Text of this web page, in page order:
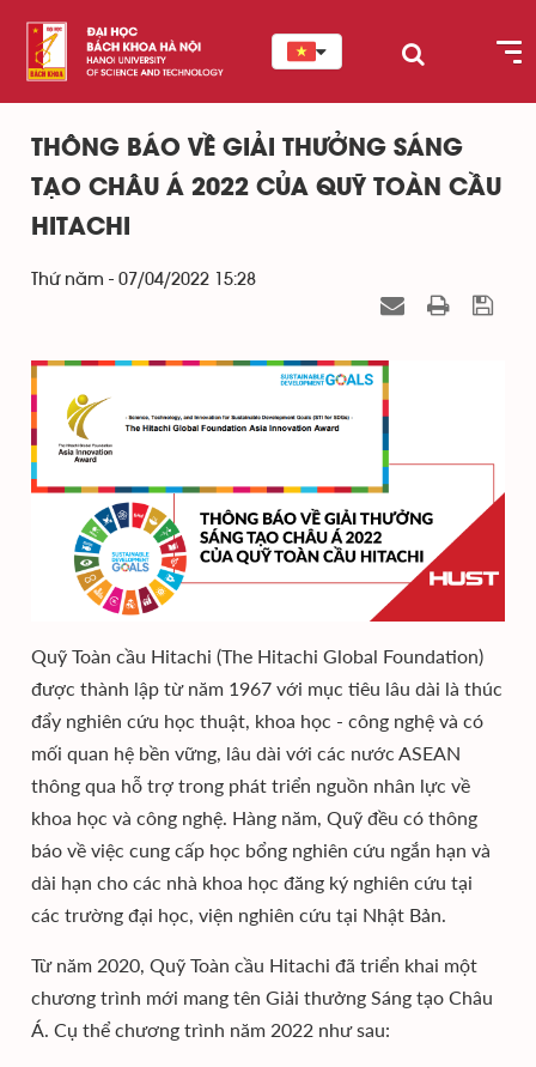
THÔNG BÁO VỀ GIẢI THƯỞNG SÁNG
TẠO CHÂU Á 2022 CỦA QUỸ TOÀN CẦU
HITACHI
Thứ năm - 07/04/2022 15:28
Quỹ Toàn cầu Hitachi (The Hitachi Global Foundation)
được thành lập từ năm 1967 với mục tiêu lâu dài là thúc
đẩy nghiên cứu học thuật, khoa học - công nghệ và có
mối quan hệ bền vững, lâu dài với các nước ASEAN
thông qua hỗ trợ trong phát triển nguồn nhân lực về
khoa học và công nghệ. Hàng năm, Quỹ đều có thông
báo về việc cung cấp học bổng nghiên cứu ngắn hạn và
dài hạn cho các nhà khoa học đăng ký nghiên cứu tại
các trường đại học, viện nghiên cứu tại Nhật Bản.
Từ năm 2020, Quỹ Toàn cầu Hitachi đã triển khai một
chương trình mới mang tên Giải thưởng Sáng tạo Châu
Á. Cụ thể chương trình năm 2022 như sau: